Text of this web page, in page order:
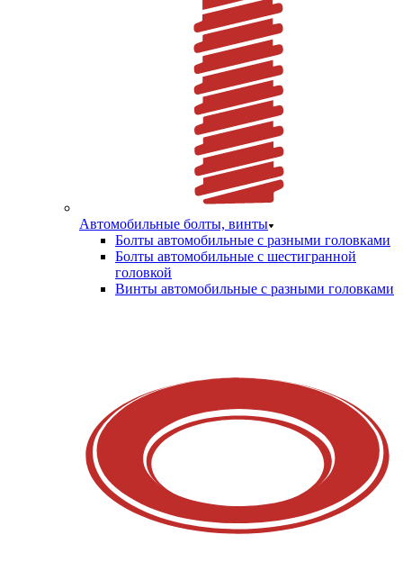
Автомобильные болты, винты
Болты автомобильные с разными головками
Болты автомобильные с шестигранной
головкой
Винты автомобильные с разными головками